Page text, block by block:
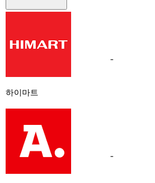
하이마트
-
-